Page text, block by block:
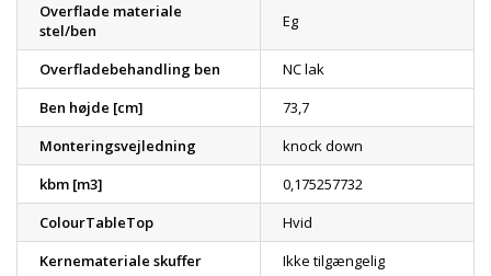
Overflade materiale
stel/ben
Eg
Overfladebehandling ben
NC lak
Ben højde [cm]
73,7
Monteringsvejledning
knock down
kbm [m3]
0,175257732
ColourTableTop
Hvid
Kernemateriale skuffer
Ikke tilgængelig